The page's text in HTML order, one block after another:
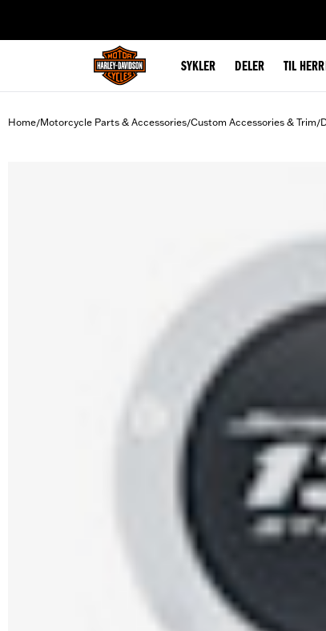
SYKLER DELER TIL
Home/Motorcycle Parts & Accessories/Custom Accessories & Trim/